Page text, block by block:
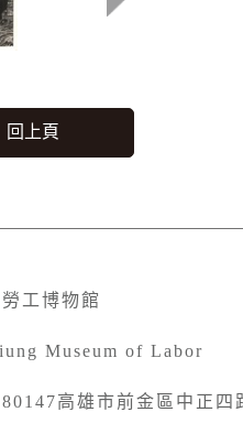
回上頁
工博物館
Museum of Labor
高雄市前金區中正四